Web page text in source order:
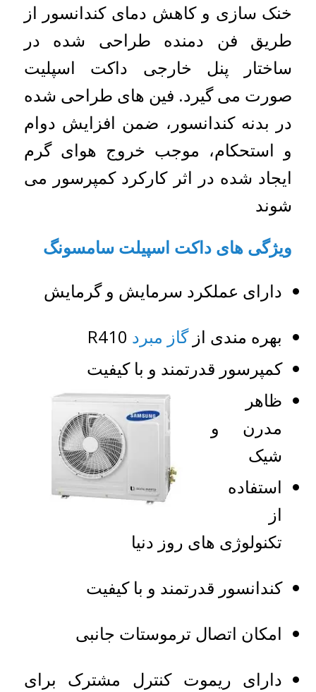
خنک سازی و کاهش دمای کندانسور از
طریق فن دمنده طراحی شده در
ساختار پنل خارجی داکت اسپلیت
صورت می گیرد. فین های طراحی شده
در بدنه کندانسور، ضمن افزایش دوام
و استحکام، موجب خروج هوای گرم
ایجاد شده در اثر کارکرد کمپرسور می
شوند
ویژگی های داکت اسپیلت سامسونگ
دارای عملکرد سرمایش و گرمایش
بهره مندی از گاز مبرد
کمپرسور قدرتمند و با کیفیت
ظاهر
مدرن و
شیک
استفاده
از
تکنولوژی های روز دنیا
کندانسور قدرتمند و با کیفیت
امکان اتصال ترموستات جانبی
دارای ریموت کنترل مشترک برای